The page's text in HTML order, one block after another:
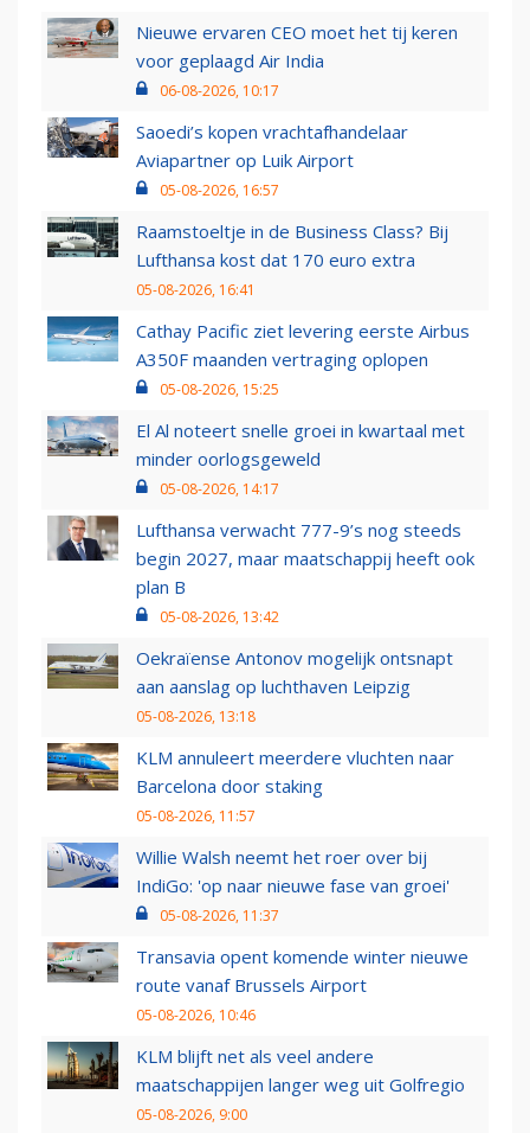
Nieuwe ervaren CEO moet het tij keren
voor geplaagd Air India
06-08-2026, 10:17
Saoedi’s kopen vrachtafhandelaar
Aviapartner op Luik Airport
05-08-2026, 16:57
Raamstoeltje in de Business Class? Bij
Lufthansa kost dat 170 euro extra
05-08-2026, 16:41
Cathay Pacific ziet levering eerste Airbus
A350F maanden vertraging oplopen
05-08-2026, 15:25
El Al noteert snelle groei in kwartaal met
minder oorlogsgeweld
05-08-2026, 14:17
Lufthansa verwacht 777-9’s nog steeds
begin 2027, maar maatschappij heeft ook
plan B
05-08-2026, 13:42
Oekraïense Antonov mogelijk ontsnapt
aan aanslag op luchthaven Leipzig
05-08-2026, 13:18
KLM annuleert meerdere vluchten naar
Barcelona door staking
05-08-2026, 11:57
Willie Walsh neemt het roer over bij
IndiGo: 'op naar nieuwe fase van groei'
05-08-2026, 11:37
Transavia opent komende winter nieuwe
route vanaf Brussels Airport
05-08-2026, 10:46
KLM blijft net als veel andere
maatschappijen langer weg uit Golfregio
05-08-2026, 9:00